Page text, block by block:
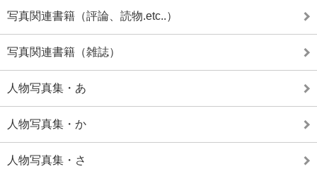
写真関連書籍（評論、読物.etc..）
写真関連書籍（雑誌）
人物写真集・あ
人物写真集・か
人物写真集・さ